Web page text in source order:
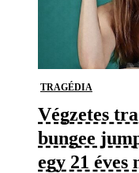
TRAGÉDIA
Végzetes
bungee
egy 21 éves